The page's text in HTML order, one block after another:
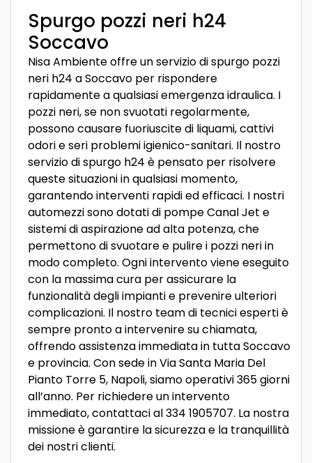
Spurgo pozzi neri h24
Soccavo
Nisa Ambiente offre un servizio di spurgo pozzi
neri h24 a Soccavo per rispondere
rapidamente a qualsiasi emergenza idraulica. I
pozzi neri, se non svuotati regolarmente,
possono causare fuoriuscite di liquami, cattivi
odori e seri problemi igienico-sanitari. Il nostro
servizio di spurgo h24 è pensato per risolvere
queste situazioni in qualsiasi momento,
garantendo interventi rapidi ed efficaci. I nostri
automezzi sono dotati di pompe Canal Jet e
sistemi di aspirazione ad alta potenza, che
permettono di svuotare e pulire i pozzi neri in
modo completo. Ogni intervento viene eseguito
con la massima cura per assicurare la
funzionalità degli impianti e prevenire ulteriori
complicazioni. Il nostro team di tecnici esperti è
sempre pronto a intervenire su chiamata,
offrendo assistenza immediata in tutta Soccavo
e provincia. Con sede in Via Santa Maria Del
Pianto Torre 5, Napoli, siamo operativi 365 giorni
all’anno. Per richiedere un intervento
immediato, contattaci al 334 1905707. La nostra
missione è garantire la sicurezza e la tranquillità
dei nostri clienti.